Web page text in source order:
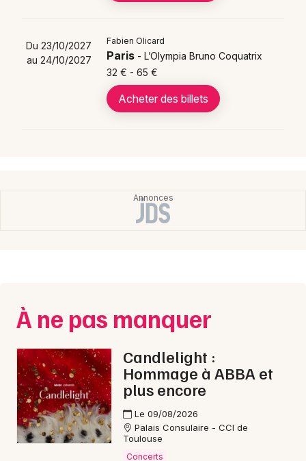
Du 23/10/2027
au 24/10/2027
Fabien Olicard
Paris - L’Olympia Bruno Coquatrix
32 € - 65 €
Acheter des billets
À ne pas manquer
Candlelight :
Hommage à ABBA et
plus encore
Le 09/08/2026
Palais Consulaire - CCI de
Toulouse
Concerts